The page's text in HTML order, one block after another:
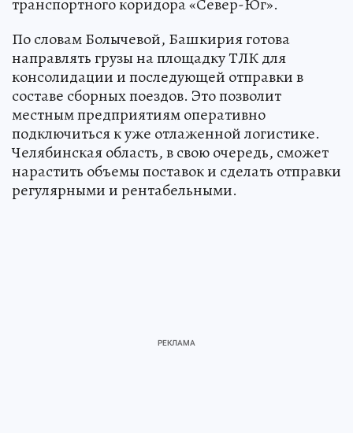
По словам Болычевой, Башкирия готова
направлять грузы на площадку ТЛК для
консолидации и последующей отправки в
составе сборных поездов. Это позволит
местным предприятиям оперативно
подключиться к уже отлаженной логистике.
Челябинская область, в свою очередь, сможет
нарастить объемы поставок и сделать отправки
регулярными и рентабельными.